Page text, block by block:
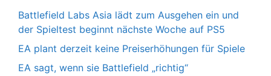
Battlefield Labs Asia lädt zum Ausgehen ein und
der Spieltest beginnt nächste Woche auf PS5
EA plant derzeit keine Preiserhöhungen für Spiele
EA sagt, wenn sie Battlefield „richtig“